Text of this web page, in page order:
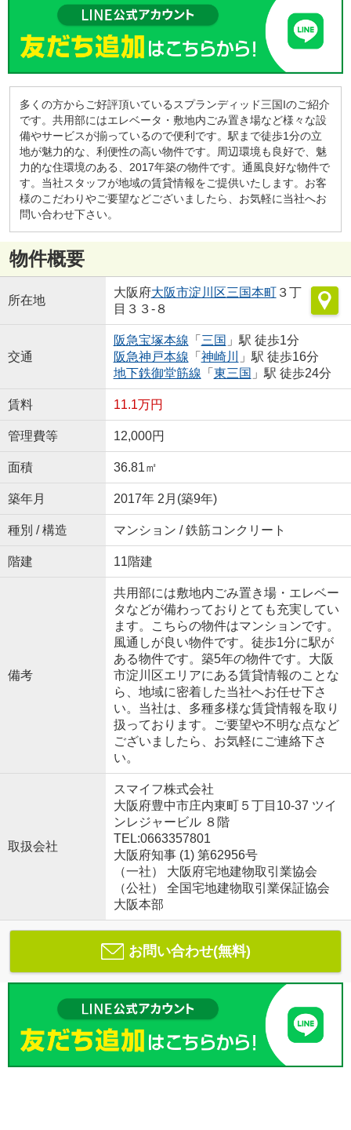
多くの方からご好評頂いているスプランディッド三国Iのご紹介
です。共用部にはエレベータ・敷地内ごみ置き場など様々な設
備やサービスが揃っているので便利です。駅まで徒歩1分の立
地が魅力的な、利便性の高い物件です。周辺環境も良好で、魅
力的な住環境のある、2017年築の物件です。通風良好な物件で
す。当社スタッフが地域の賃貸情報をご提供いたします。お客
様のこだわりやご要望などございましたら、お気軽に当社へお
問い合わせ下さい。
物件概要
所在地
大阪府大阪市淀川区三国本町３丁
目３３-８
交通
阪急宝塚本線 「 三国 」駅 徒歩1分
阪急神戸本線 「 神崎川
」駅 徒歩16分
地下鉄御堂筋線 「 東三国 」駅 徒歩24分
賃料 11.1万円
管理費等 12,000円
面積 36.81㎡
築年月 2017年 2月(築9年)
種別 / 構造 マンション / 鉄筋コンクリート
階建 11階建
備考
共用部には敷地内ごみ置き場・エレベー
タなどが備わっておりとても充実してい
ます。こちらの物件はマンションです。
風通しが良い物件です。徒歩1分に駅が
ある物件です。築5年の物件です。大阪
市淀川区エリアにある賃貸情報のことな
ら、地域に密着した当社へお任せ下さ
い。当社は、多種多様な賃貸情報を取り
扱っております。ご要望や不明な点など
ございましたら、お気軽にご連絡下さ
い。
取扱会社
スマイフ株式会社
大阪府豊中市庄内東町５丁目10-37 ツイ
ンレジャービル ８階
TEL:0663357801
大阪府知事 (1) 第62956号
（一社） 大阪府宅地建物取引業協会
（公社） 全国宅地建物取引業保証協会
大阪本部
お問い合わせ(無料)